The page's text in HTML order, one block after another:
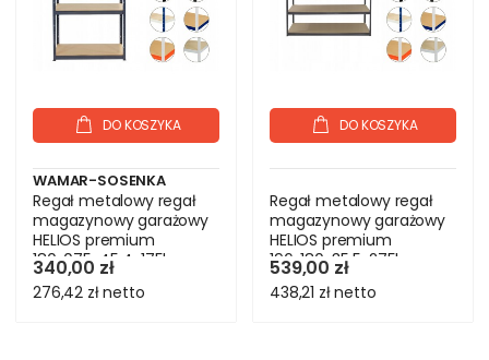
DO KOSZYKA
WAMAR-SOSENKA
Regał metalowy regał
magazynowy garażowy
HELIOS premium
180x075x45 4x175kg
340,00 zł
276,42 złnetto
DO KOSZYKA
Regał metalowy regał
magazynowy garażowy
HELIOS premium
196x180x35 5x275kg
539,00 zł
438,21 złnetto